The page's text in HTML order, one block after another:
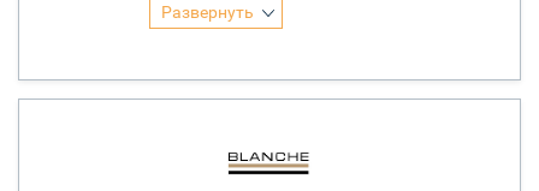
Развернуть